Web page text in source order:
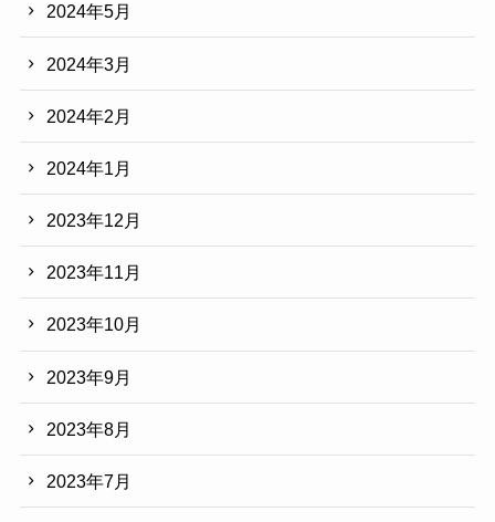
2024年5月
2024年3月
2024年2月
2024年1月
2023年12月
2023年11月
2023年10月
2023年9月
2023年8月
2023年7月